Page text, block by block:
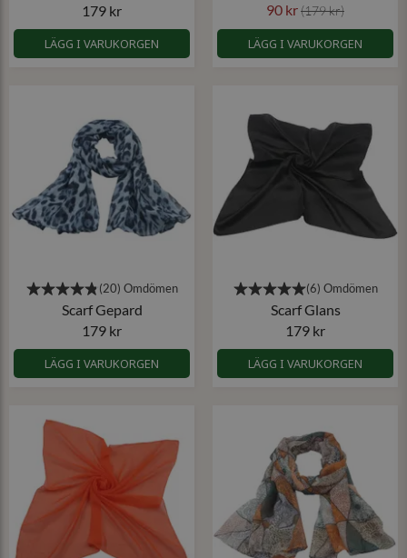
179 kr
LÄGG I VARUKORGEN
90 kr(179 kr)
LÄGG I VARUKORGEN
Scarf Gepard
179 kr
LÄGG I VARUKORGEN
Scarf Glans
179 kr
LÄGG I VARUKORGEN